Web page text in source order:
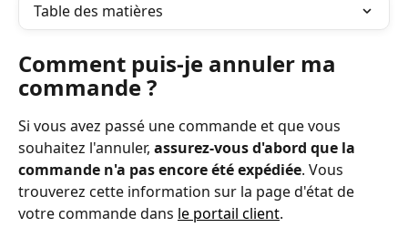
Table des matières
Comment puis-je annuler ma
commande ?
Si vous avez passé une commande et que vous
souhaitez l'annuler, assurez-vous d'abord que la
commande n'a pas encore été expédiée. Vous
trouverez cette information sur la page d'état de
votre commande dans le portail client.